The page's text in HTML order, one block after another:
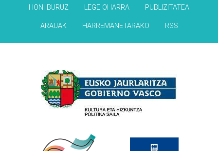
HONI BURUZ LEGE OHARRA PUBLIZITATEA
ARAUAK HARREMANETARAKO RSS